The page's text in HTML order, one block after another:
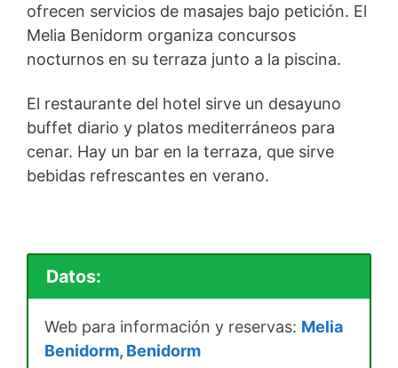
ofrecen servicios de masajes bajo petición. El
Melia Benidorm organiza concursos
nocturnos en su terraza junto a la piscina.
El restaurante del hotel sirve un desayuno
buffet diario y platos mediterráneos para
cenar. Hay un bar en la terraza, que sirve
bebidas refrescantes en verano.
Datos:
Web para información y reservas: Melia
Benidorm, Benidorm